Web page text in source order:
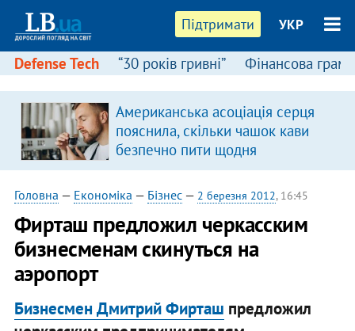
Підтримати УКР
Defense Tech “30 років гривні” Фінансова
Американська асоціація серця
пояснила, скільки чашок кави
безпечно пити щодня
Головна — Економіка — Бізнес— 2 березня 2012, 16:45
Фирташ предложил черкасским
бизнесменам скинуться на
аэропорт
Бизнесмен Дмитрий Фирташ предложил